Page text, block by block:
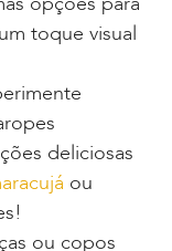
toque visual
deliciosas
ou
ou copos